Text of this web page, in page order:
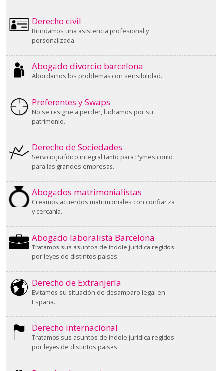
Derecho civil
Brindamos una asistencia profesional y
personalizada.
Abogado divorcio barcelona
Abordamos los problemas con sensibilidad.
Preferentes y Swaps
No se resigne a perder, luchamos por su
patrimonio.
Derecho de Sociedades
Servicio jurídico integral tanto para Pymes como
para las grandes empresas.
Abogados matrimonialistas
Creamos acuerdos matrimoniales con confianza
y cercanía.
Abogado laboralista Barcelona
Tratamos sus asuntos de índole jurídica regidos
por leyes de distintos paises.
Derecho de Extranjería
Evitamos su situación de desamparo legal en
España.
Derecho internacional
Tratamos sus asuntos de índole jurídica regidos
por leyes de distintos paises.